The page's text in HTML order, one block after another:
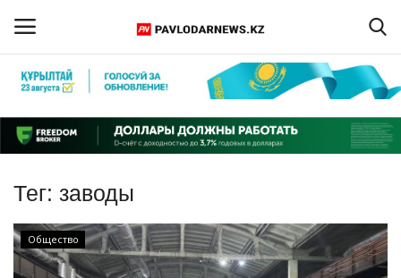
Регистрация
Главная
Обратная связь
ПАВЛОДАРСКАЯ ОБЛАСТЬ
Тег: заводы
Общество